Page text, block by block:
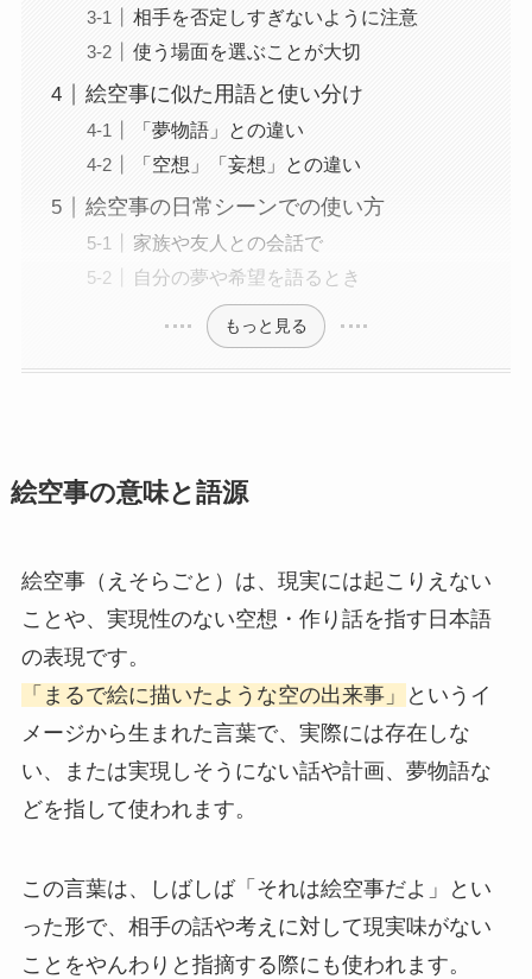
相手を否定しすぎないように注意
使う場面を選ぶことが大切
絵空事に似た用語と使い分け
「夢物語」との違い
「空想」「妄想」との違い
絵空事の日常シーンでの使い方
家族や友人との会話で
自分の夢や希望を語るとき
もっと見る
絵空事の意味と語源
絵空事（えそらごと）は、現実には起こりえない
ことや、実現性のない空想・作り話を指す日本語
の表現です。
「まるで絵に描いたような空の出来事」
というイ
メージから生まれた言葉で、実際には存在しな
い、または実現しそうにない話や計画、夢物語な
どを指して使われます。
この言葉は、しばしば「それは絵空事だよ」とい
った形で、相手の話や考えに対して現実味がない
ことをやんわりと指摘する際にも使われます。